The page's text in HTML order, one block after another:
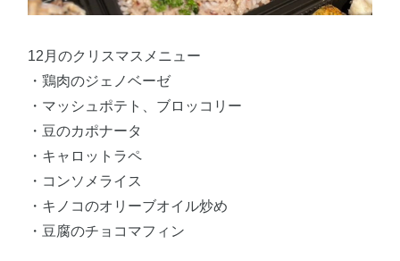
12月のクリスマスメニュー
・鶏肉のジェノベーゼ
・マッシュポテト、ブロッコリー
・豆のカポナータ
・キャロットラペ
・コンソメライス
・キノコのオリーブオイル炒め
・豆腐のチョコマフィン